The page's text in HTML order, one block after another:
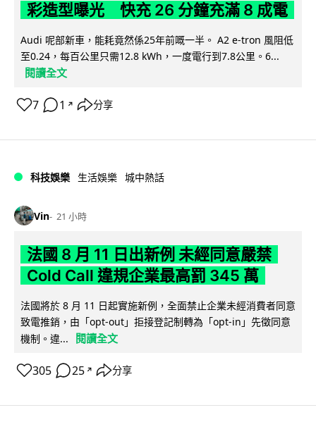
彩造型曝光 快充 26 分鐘充滿 8 成電
Audi 呢部新車，能耗竟然係25年前嘅一半。 A2 e-tron 風阻低
至0.24，每百公里只需12.8 kWh，一度電行到7.8公里。6...
閱讀全文
7 1 ↗ 分享
科技娛樂 生活娛樂 城中熱話
Vin 21 小時
法國 8 月 11 日出新例 未經同意嚴禁
Cold Call 違規企業最高罰 345 萬
法國將於 8 月 11 日起實施新例，全面禁止企業未經消費者同意
致電推銷，由「opt-out」拒接登記制轉為「opt-in」先徵同意
機制。違...
閱讀全文
305 25 ↗ 分享